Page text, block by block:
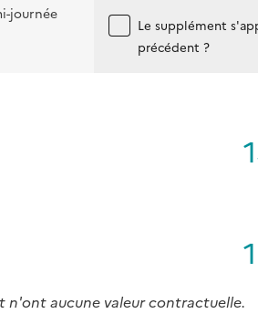
journée
Le supplément
précédent ?
aucune valeur contractuelle.